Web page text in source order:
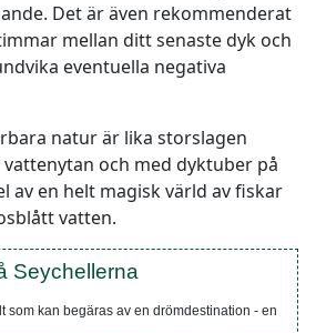
Det är även rekommenderat
mellan ditt senaste dyk och
eventuella negativa
natur är lika storslagen
och med dyktuber på
av en helt magisk värld av fiskar
vatten.
Seychellerna
som kan begäras av en drömdestination - en